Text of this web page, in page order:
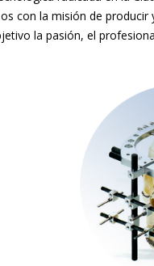
con la misión de
la pasión, el